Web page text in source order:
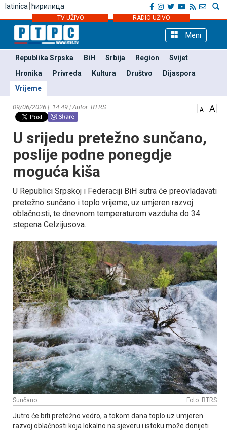
latinica ћирилица
TV UŽIVO RADIO UŽIVO
Meni
Republika Srpska BiH Srbija Region
Svijet
Hronika
Privreda Kultura Društvo
Dijaspora
Vrijeme
09/06/2026 | 14:49 | Autor: RTRS
U srijedu pretežno sunčano,
poslije podne ponegdje
moguća kiša
U Republici Srpskoj i Federaciji BiH sutra će preovladavati
pretežno sunčano i toplo vrijeme, uz umjeren razvoj
oblačnosti, te dnevnom temperaturom vazduha do 34
stepena Celzijusova.
Sunčano Foto: RTRS
Јutro će biti pretežno vedro, a tokom dana toplo uz umjeren
razvoj oblačnosti koja lokalno na sjeveru i istoku može donijeti